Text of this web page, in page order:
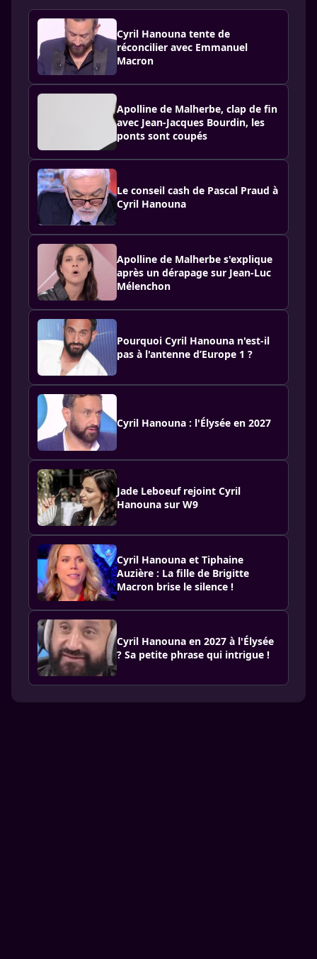
Cyril Hanouna tente de
réconcilier avec Emmanuel
Macron
Apolline de Malherbe, clap de fin
avec Jean-Jacques Bourdin, les
ponts sont coupés
Le conseil cash de Pascal Praud à
Cyril Hanouna
Apolline de Malherbe s'explique
après un dérapage sur Jean-Luc
Mélenchon
Pourquoi Cyril Hanouna n'est-il
pas à l'antenne d’Europe 1 ?
Cyril Hanouna : l'Élysée en 2027
Jade Leboeuf rejoint Cyril
Hanouna sur W9
Cyril Hanouna et Tiphaine
Auzière : La fille de Brigitte
Macron brise le silence !
Cyril Hanouna en 2027 à l'Élysée
? Sa petite phrase qui intrigue !